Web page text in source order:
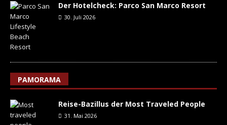
Der Hotelcheck: Parco San Marco Resort
30. Juli 2026
PAMORAMA
Reise-Bazillus der Most Traveled People
31. Mai 2026